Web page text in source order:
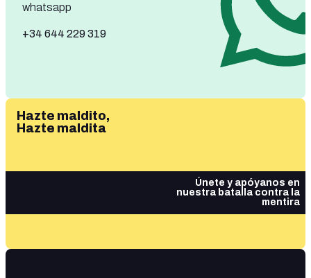
whatsapp
+34 644 229 319
Hazte maldito,
Hazte maldita
Únete y apóyanos en
nuestra batalla contra la
mentira